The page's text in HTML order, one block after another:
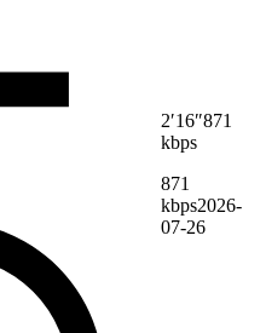
2′16″871
kbps
871
kbps2026-
07-26